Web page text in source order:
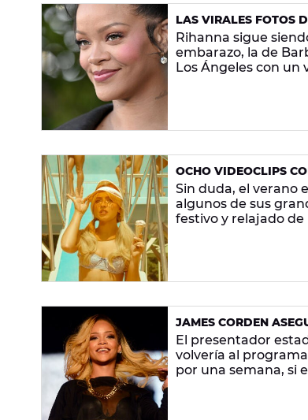
LAS VIRALES FOTOS
TERCER HIJO
Rihanna sigue
embarazo, la de
Los Ángeles con un
OCHO VIDEOCLIPS
Sin duda, el verano
algunos de sus
festivo y relajado de
JAMES CORDEN
SUBIRLA A SU
El presentador
volvería al
por una semana, si